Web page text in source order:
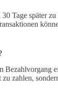
Tage später
zahlen,